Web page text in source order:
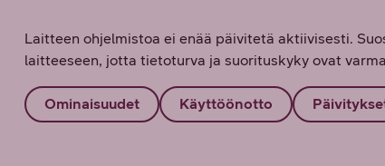
Laitteen ohjelmistoa ei enää päivitetä aktiivisesti.
laitteeseen, jotta tietoturva ja suorituskyky ovat
Ominaisuudet Käyttöönotto